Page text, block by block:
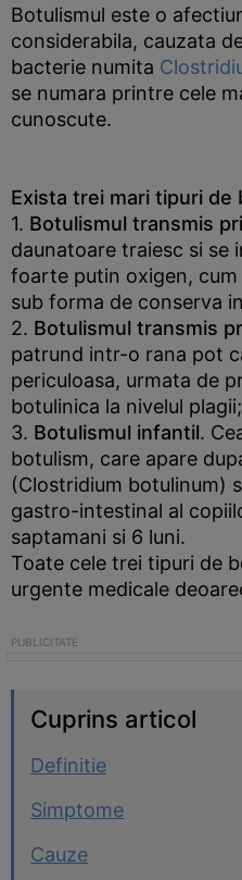
Botulismul este o
considerabila, cauzata
bacterie numita
se numara printre cele
cunoscute.
Exista trei mari tipuri de
1. Botulismul transmis
daunatoare traiesc si se
foarte putin oxigen,
sub forma de conserva
2. Botulismul transmis
patrund intr-o rana pot
periculoasa, urmata de
botulinica la nivelul plagii;
3. Botulismul infantil.
botulism, care apare
(Clostridium botulinum)
gastro-intestinal al
saptamani si 6 luni.
Toate cele trei tipuri de
urgente medicale
Cuprins articol
Definitie
Simptome
Cauze